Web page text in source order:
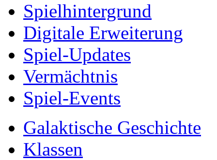
Spielhintergrund
Digitale Erweiterung
Spiel-Updates
Vermächtnis
Spiel-Events
Galaktische Geschichte
Klassen